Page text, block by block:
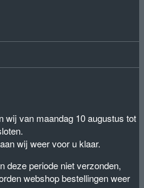
wij van maandag 10 augustus tot
wij weer voor u klaar.
deze periode niet verzonden,
webshop bestellingen weer